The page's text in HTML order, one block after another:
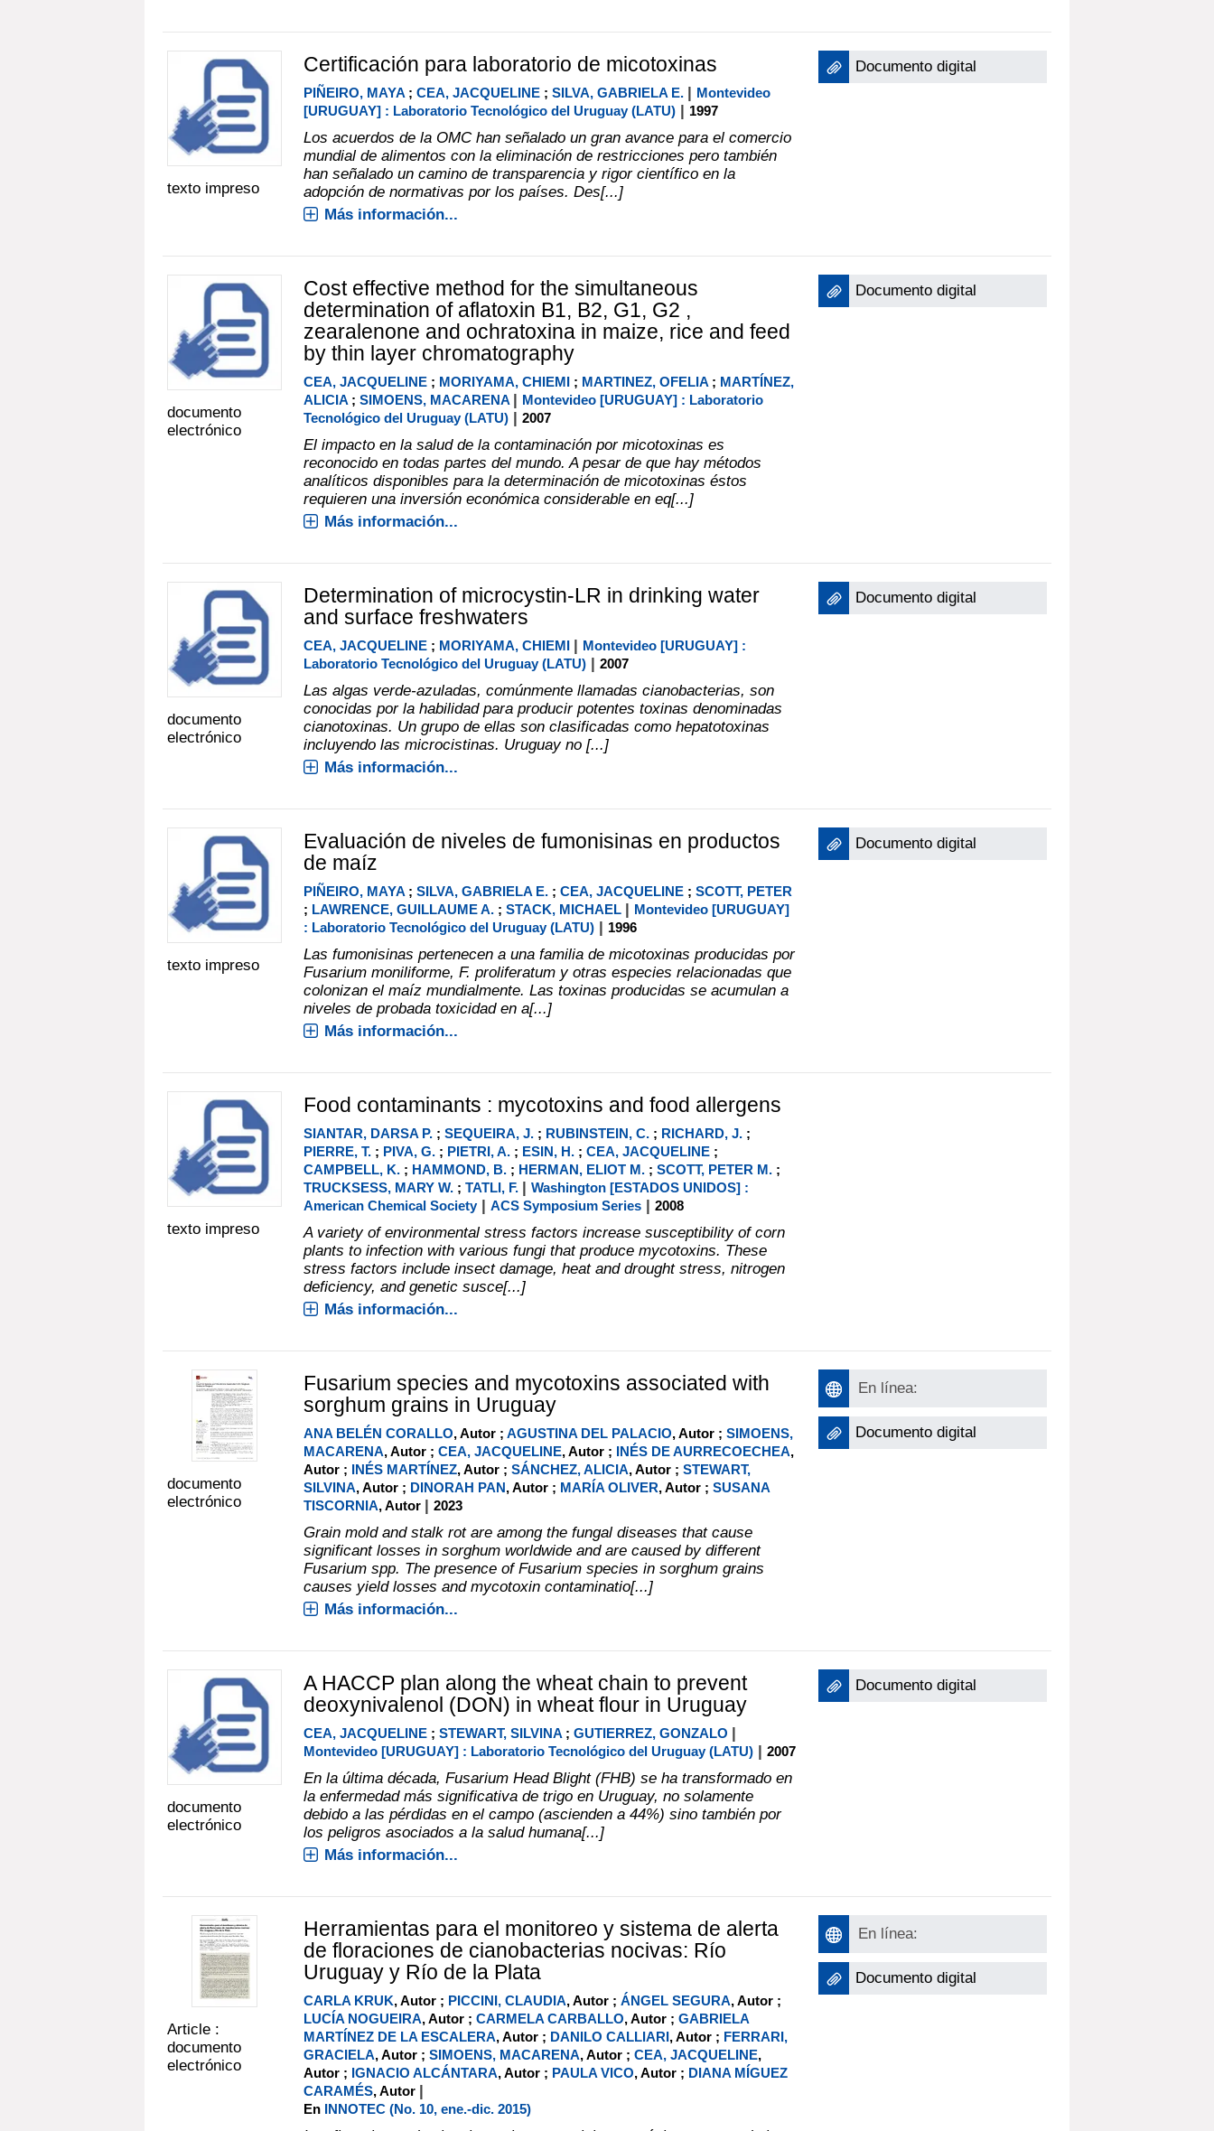
texto impreso
Certificación para laboratorio de micotoxinas
PIÑEIRO, MAYA; CEA, JACQUELINE; SILVA, GABRIELA E. | Montevideo
[URUGUAY] : Laboratorio Tecnológico del Uruguay (LATU)| 1997
Los acuerdos de la OMC han señalado un gran avance para el comercio
mundial de alimentos con la eliminación de restricciones pero también
han señalado un camino de transparencia y rigor científico en la
adopción de normativas por los países. Des[...]
Más información...
Documento digital
documento
electrónico
Cost effective method for the simultaneous
determination of aflatoxin B1, B2, G1, G2 ,
zearalenone and ochratoxina in maize, rice and feed
by thin layer chromatography
CEA, JACQUELINE; MORIYAMA, CHIEMI; MARTINEZ, OFELIA; MARTÍNEZ,
ALICIA; SIMOENS, MACARENA | Montevideo [URUGUAY] : Laboratorio
Tecnológico del Uruguay (LATU)| 2007
El impacto en la salud de la contaminación por micotoxinas es
reconocido en todas partes del mundo. A pesar de que hay métodos
analíticos disponibles para la determinación de micotoxinas éstos
requieren una inversión económica considerable en eq[...]
Más información...
Documento digital
documento
electrónico
Determination of microcystin-LR in drinking water
and surface freshwaters
CEA, JACQUELINE; MORIYAMA, CHIEMI | Montevideo [URUGUAY] :
Laboratorio Tecnológico del Uruguay (LATU)| 2007
Las algas verde-azuladas, comúnmente llamadas cianobacterias, son
conocidas por la habilidad para producir potentes toxinas denominadas
cianotoxinas. Un grupo de ellas son clasificadas como hepatotoxinas
incluyendo las microcistinas. Uruguay no [...]
Más información...
Documento digital
texto impreso
Evaluación de niveles de fumonisinas en productos
de maíz
PIÑEIRO, MAYA; SILVA, GABRIELA E.; CEA, JACQUELINE; SCOTT, PETER
; LAWRENCE, GUILLAUME A.; STACK, MICHAEL | Montevideo [URUGUAY]
: Laboratorio Tecnológico del Uruguay (LATU)| 1996
Las fumonisinas pertenecen a una familia de micotoxinas producidas por
Fusarium moniliforme, F. proliferatum y otras especies relacionadas que
colonizan el maíz mundialmente. Las toxinas producidas se acumulan a
niveles de probada toxicidad en a[...]
Más información...
Documento digital
texto impreso
Food contaminants : mycotoxins and food allergens
SIANTAR, DARSA P.; SEQUEIRA, J.; RUBINSTEIN, C.; RICHARD, J.;
PIERRE, T.; PIVA, G.; PIETRI, A.; ESIN, H.; CEA, JACQUELINE;
CAMPBELL, K.; HAMMOND, B.; HERMAN, ELIOT M.; SCOTT, PETER M.;
TRUCKSESS, MARY W.; TATLI, F. | Washington [ESTADOS UNIDOS] :
American Chemical Society| ACS Symposium Series| 2008
A variety of environmental stress factors increase susceptibility of corn
plants to infection with various fungi that produce mycotoxins. These
stress factors include insect damage, heat and drought stress, nitrogen
deficiency, and genetic susce[...]
Más información...
documento
electrónico
Fusarium species and mycotoxins associated with
sorghum grains in Uruguay
ANA BELÉN CORALLO, Autor ; AGUSTINA DEL PALACIO, Autor ; SIMOENS,
MACARENA, Autor ; CEA, JACQUELINE, Autor ; INÉS DE AURRECOECHEA,
Autor ; INÉS MARTÍNEZ, Autor ; SÁNCHEZ, ALICIA, Autor ; STEWART,
SILVINA, Autor ; DINORAH PAN, Autor ; MARÍA OLIVER, Autor ; SUSANA
TISCORNIA, Autor | 2023
Grain mold and stalk rot are among the fungal diseases that cause
significant losses in sorghum worldwide and are caused by different
Fusarium spp. The presence of Fusarium species in sorghum grains
causes yield losses and mycotoxin contaminatio[...]
Más información...
En línea:
Documento digital
documento
electrónico
A HACCP plan along the wheat chain to prevent
deoxynivalenol (DON) in wheat flour in Uruguay
CEA, JACQUELINE; STEWART, SILVINA; GUTIERREZ, GONZALO |
Montevideo [URUGUAY] : Laboratorio Tecnológico del Uruguay (LATU)| 2007
En la última década, Fusarium Head Blight (FHB) se ha transformado en
la enfermedad más significativa de trigo en Uruguay, no solamente
debido a las pérdidas en el campo (ascienden a 44%) sino también por
los peligros asociados a la salud humana[...]
Más información...
Documento digital
Article :
documento
electrónico
Herramientas para el monitoreo y sistema de alerta
de floraciones de cianobacterias nocivas: Río
Uruguay y Río de la Plata
CARLA KRUK, Autor ; PICCINI, CLAUDIA, Autor ; ÁNGEL SEGURA, Autor ;
LUCÍA NOGUEIRA, Autor ; CARMELA CARBALLO, Autor ; GABRIELA
MARTÍNEZ DE LA ESCALERA, Autor ; DANILO CALLIARI, Autor ; FERRARI,
GRACIELA, Autor ; SIMOENS, MACARENA, Autor ; CEA, JACQUELINE,
Autor ; IGNACIO ALCÁNTARA, Autor ; PAULA VICO, Autor ; DIANA MÍGUEZ
CARAMÉS, Autor |
En INNOTEC (No. 10, ene.-dic. 2015)
En línea:
Documento digital